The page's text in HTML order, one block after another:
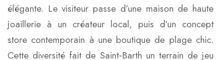
élégante. Le visiteur passe d’une maison de haute
joaillerie à un créateur local, puis d’un concept
store contemporain à une boutique de plage chic.
Cette diversité fait de Saint‑Barth un terrain de jeu